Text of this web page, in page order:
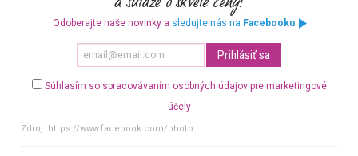
Odoberajte naše novinky a sledujte nás na Facebooku
Súhlasím so spracovávaním osobných údajov pre marketingové
účely
Zdroj: https://www.facebook.com/photo...